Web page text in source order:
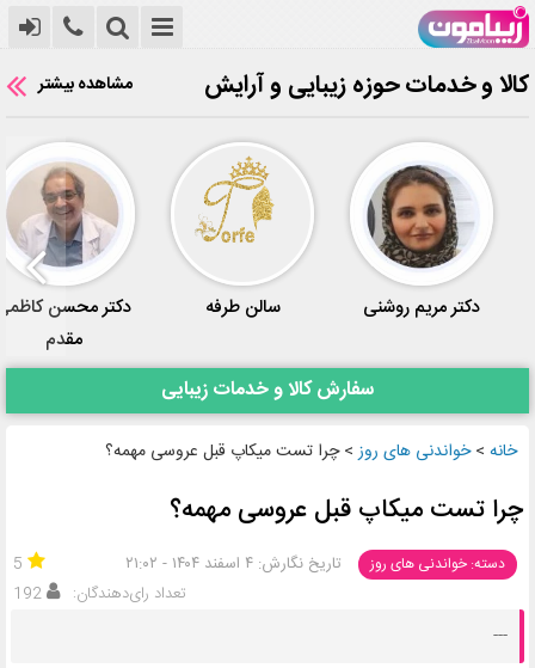
کالا و خدمات حوزه زیبایی و آرایش مشاهده بیشتر
دکتر مریم روشنی سالن طرفه
دکتر محسن
مقدم
سفارش کالا و خدمات زیبایی
خانه >خواندنی های روز>چرا تست میکاپ قبل عروسی مهمه؟
چرا تست میکاپ قبل عروسی مهمه؟
دسته: خواندنی های روز تاریخ نگارش: ۴ اسفند ۱۴۰۴ - ۲۱:۰۲
5
تعداد رای‌دهندگان:
192
---